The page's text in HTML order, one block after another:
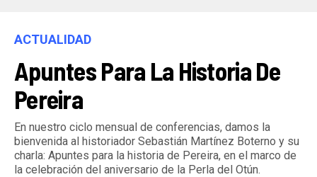
ACTUALIDAD
Apuntes Para La Historia De
Pereira
En nuestro ciclo mensual de conferencias, damos la
bienvenida al historiador Sebastián Martínez Boterno y su
charla: Apuntes para la historia de Pereira, en el marco de
la celebración del aniversario de la Perla del Otún.